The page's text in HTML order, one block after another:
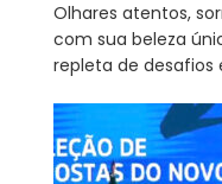
Olhares atentos,
com sua beleza
repleta de desafios